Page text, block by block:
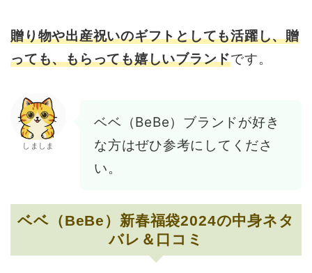
贈り物や出産祝いのギフトとしても活躍し、贈
っても、もらっても嬉しいブランドです。
しましま
ベベ（BeBe）ブランドが好き
な方はぜひ参考にしてくださ
い。
ベベ（BeBe）新春福袋2024の中身ネタ
バレ＆口コミ